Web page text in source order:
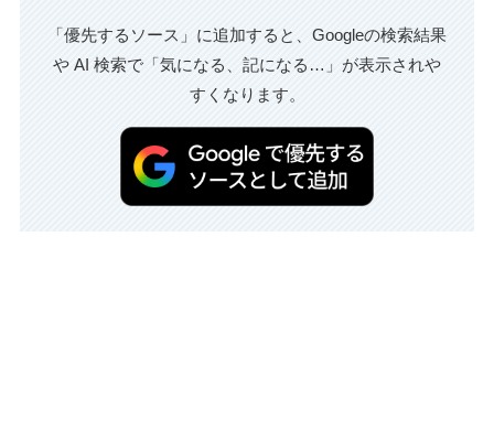
「優先するソース」に追加すると、Googleの検索結果
や AI 検索で「気になる、記になる…」が表示されや
すくなります。